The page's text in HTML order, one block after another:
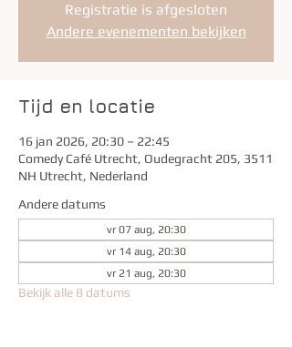
Registratie is afgesloten
Andere evenementen bekijken
Tijd en locatie
16 jan 2026, 20:30 – 22:45
Comedy Café Utrecht, Oudegracht 205, 3511
NH Utrecht, Nederland
Andere datums
vr 07 aug, 20:30
vr 14 aug, 20:30
vr 21 aug, 20:30
Bekijk alle 8 datums